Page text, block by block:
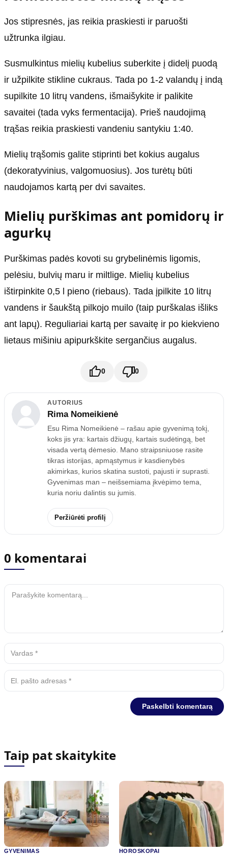
Jos stipresnės, jas reikia praskiesti ir paruošti
užtrunka ilgiau.
Susmulkintus mielių kubelius suberkite į didelį puodą
ir užpilkite stikline cukraus. Tada po 1-2 valandų į indą
supilkite 10 litrų vandens, išmaišykite ir palikite
savaitei (tada vyks fermentacija). Prieš naudojimą
trąšas reikia praskiesti vandeniu santykiu 1:40.
Mielių trąšomis galite stiprinti bet kokius augalus
(dekoratyvinius, valgomuosius). Jos turėtų būti
naudojamos kartą per dvi savaites.
Mielių purškimas ant pomidorų ir
agurkų
Purškimas padės kovoti su grybelinėmis ligomis,
pelėsiu, bulvių maru ir miltlige. Mielių kubelius
ištirpinkite 0,5 l pieno (riebaus). Tada įpilkite 10 litrų
vandens ir šaukštą pilkojo muilo (taip purškalas išliks
ant lapų). Reguliariai kartą per savaitę ir po kiekvieno
lietaus mišiniu apipurkškite sergančius augalus.
0 0
AUTORIUS
Rima Nomeikienė
Esu Rima Nomeikienė – rašau apie gyvenimą tokį,
koks jis yra: kartais džiugų, kartais sudėtingą, bet
visada vertą dėmesio. Mano straipsniuose rasite
tikras istorijas, apmąstymus ir kasdienybės
akimirkas, kurios skatina sustoti, pajusti ir suprasti.
Gyvenimas man – neišsemiama įkvėpimo tema,
kuria noriu dalintis su jumis.
Peržiūrėti profilį
0 komentarai
Taip pat skaitykite
GYVENIMAS HOROSKOPAI